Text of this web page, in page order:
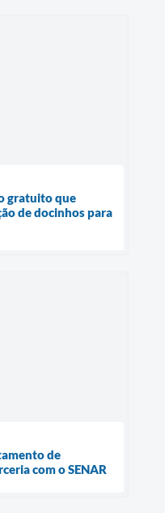
gratuito que
de docinhos para
de
com o SENAR